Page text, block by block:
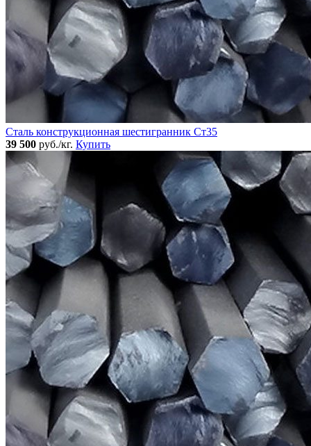
Сталь конструкционная шестигранник Ст35
39 500 руб./кг. Купить